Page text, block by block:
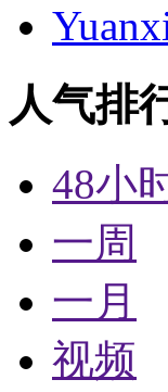
人气排
48小
一周
一月
视频